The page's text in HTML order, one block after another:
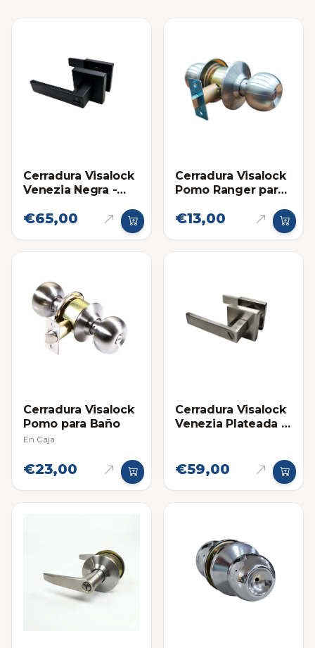
Cerradura Visalock
Venezia Negra -
€65,00
Cerradura Visalock
Pomo Ranger para
€13,00
Cerradura Visalock
Pomo para Baño
En Caja
€23,00
Cerradura Visalock
Venezia Plateada -
€59,00